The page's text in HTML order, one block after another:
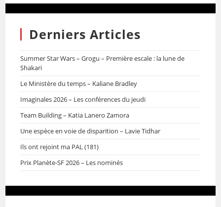
Derniers Articles
Summer Star Wars – Grogu – Première escale : la lune de
Shakari
Le Ministère du temps – Kaliane Bradley
Imaginales 2026 – Les conférences du jeudi
Team Building – Katia Lanero Zamora
Une espèce en voie de disparition – Lavie Tidhar
Ils ont rejoint ma PAL (181)
Prix Planète-SF 2026 – Les nominés